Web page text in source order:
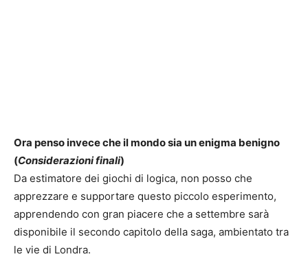
Ora penso invece che il mondo sia un enigma benigno
(Considerazioni finali)
Da estimatore dei giochi di logica, non posso che
apprezzare e supportare questo piccolo esperimento,
apprendendo con gran piacere che a settembre sarà
disponibile il secondo capitolo della saga, ambientato tra
le vie di Londra.